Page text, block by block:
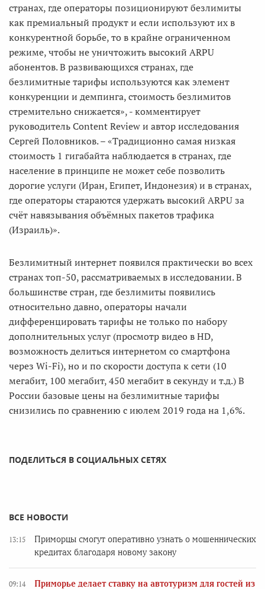
странах, где операторы позиционируют безлимиты
как премиальный продукт и если используют их в
конкурентной борьбе, то в крайне ограниченном
режиме, чтобы не уничтожить высокий ARPU
абонентов. В развивающихся странах, где
безлимитные тарифы используются как элемент
конкуренции и демпинга, стоимость безлимитов
стремительно снижается», - комментирует
руководитель Content Review и автор исследования
Сергей Половников. – «Традиционно самая низкая
стоимость 1 гигабайта наблюдается в странах, где
население в принципе не может себе позволить
дорогие услуги (Иран, Египет, Индонезия) и в странах,
где операторы стараются удержать высокий ARPU за
счёт навязывания объёмных пакетов трафика
(Израиль)».
Безлимитный интернет появился практически во всех
странах топ-50, рассматриваемых в исследовании. В
большинстве стран, где безлимиты появились
относительно давно, операторы начали
дифференцировать тарифы не только по набору
дополнительных услуг (просмотр видео в HD,
возможность делиться интернетом со смартфона
через Wi-Fi), но и по скорости доступа к сети (10
мегабит, 100 мегабит, 450 мегабит в секунду и т.д.) В
России базовые цены на безлимитные тарифы
снизились по сравнению с июлем 2019 года на 1,6%.
ПОДЕЛИТЬСЯ В СОЦИАЛЬНЫХ СЕТЯХ
ВСЕ НОВОСТИ
13:15
Приморцы смогут оперативно узнать о мошеннических
кредитах благодаря новому закону
09:14
Приморье делает ставку на автотуризм для гостей из